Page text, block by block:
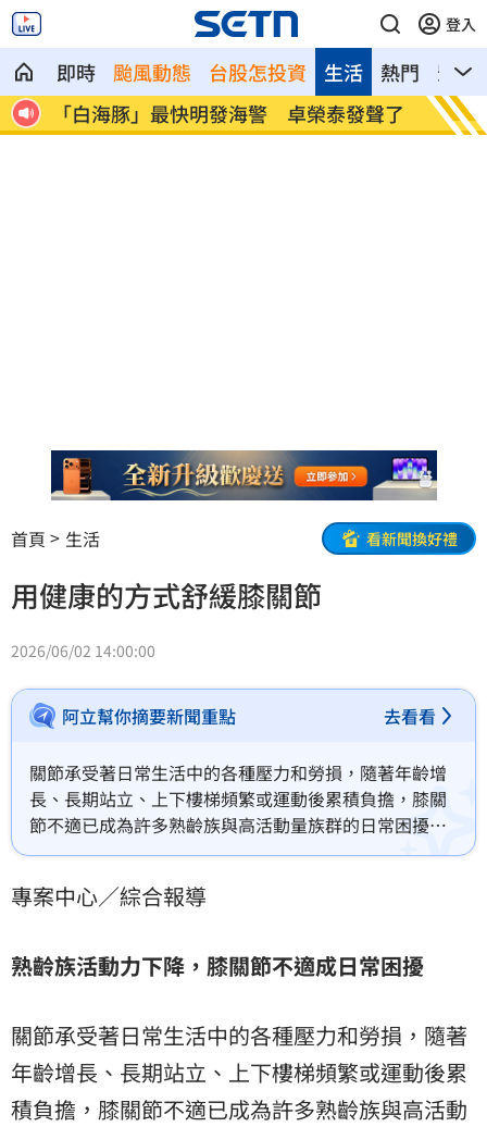
登入
即時 颱風動態 台股怎投資 熱門 影音
生活
肉
「白海豚」最快明發海警 卓榮泰發聲了
華邦
建
首頁 生活 看新聞換好禮
用健康的方式舒緩膝關節
2026/06/02 14:00:00
阿立幫你摘要新聞重點 去看看
關節承受著日常生活中的各種壓力和勞損，隨著年齡增
長、長期站立、上下樓梯頻繁或運動後累積負擔，膝關
節不適已成為許多熟齡族與高活動量族群的日常困擾。
從起身吃力、走路緩慢，到天氣變化時的不適感，膝關
專案中心／綜合報導
熟齡族活動力下降，膝關節不適成日常困擾
關節承受著日常生活中的各種壓力和勞損，隨著
年齡增長、長期站立、上下樓梯頻繁或運動後累
積負擔，膝關節不適已成為許多熟齡族與高活動